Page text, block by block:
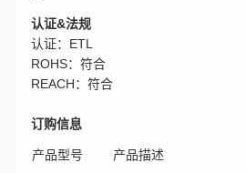
认证&法规
认证：ETL
ROHS：符合
REACH：符合
订购信息
产品型号 产品描述